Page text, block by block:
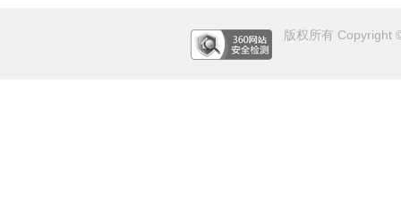
版权所有 Copyright